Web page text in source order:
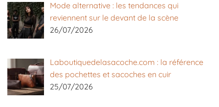
Mode alternative : les tendances qui
reviennent sur le devant de la scène
26/07/2026
Laboutiquedelasacoche.com : la référence
des pochettes et sacoches en cuir
25/07/2026